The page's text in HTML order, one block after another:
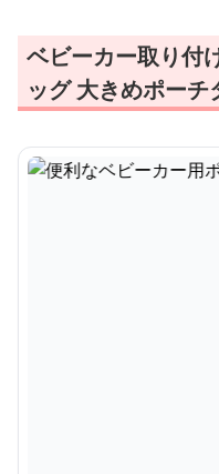
ベビーカー取り付
ッグ 大きめポーチ